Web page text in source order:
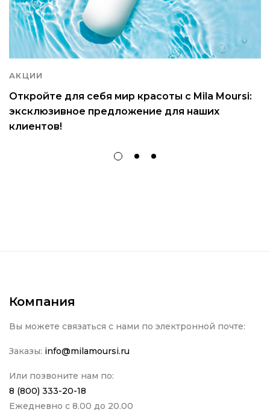
АКЦИИ
Откройте для себя мир красоты с Mila Moursi:
эксклюзивное предложение для наших
клиентов!
Компания
Вы можете связаться с нами по электронной почте:
Заказы: info@milamoursi.ru
Или позвоните нам по:
8 (800) 333-20-18
Ежедневно с 8.00 до 20.00